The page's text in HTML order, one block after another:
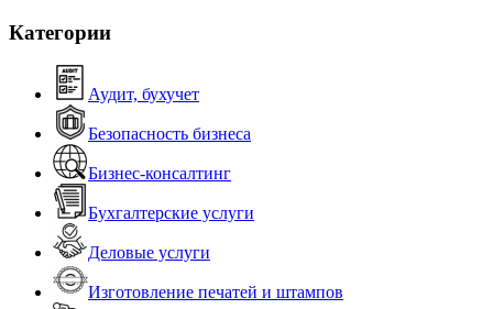
Категории
Аудит, бухучет
Безопасность бизнеса
Бизнес-консалтинг
Бухгалтерские услуги
Деловые услуги
Изготовление печатей и штампов